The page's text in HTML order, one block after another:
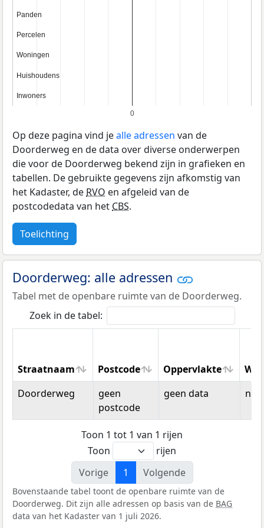
0
Panden
Panden
Percelen
Percelen
Woningen
Woningen
Huishoudens
Huishoudens
Inwoners
Inwoners
Op deze pagina vind jealle adressen van de
Doorderweg en de data over diverse onderwerpen
die voor de Doorderweg bekend zijn in grafieken en
tabellen. De gebruikte gegevens zijn afkomstig van
het Kadaster, deRVO en afgeleid van de
postcodedata van hetCBS.
Toelichting
Doorderweg: alle adressen
Tabel met de openbare ruimte van de Doorderweg.
Zoek in de tabel:
Straatnaam Postcode Oppervlakte
Straatnaam
Postcode Oppervlakte
Doorderweg
geen
postcode
geen data
Toon 1 tot 1 van 1 rijen
Toon
rijen
Vorige
1 Volgende
Bovenstaande tabel toont de openbare ruimte van de
Doorderweg. Dit zijn alle adressen op basis van de BAG
data van het Kadaster van 1 juli 2026.